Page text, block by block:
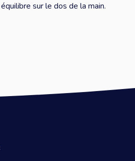
sur le dos de la main.